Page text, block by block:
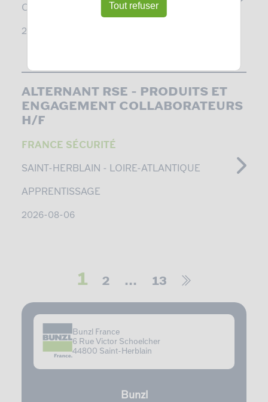
CDI
2026-08-06
ALTERNANT RSE – PRODUITS ET
ENGAGEMENT COLLABORATEURS
H/F
FRANCE SÉCURITÉ
SAINT-HERBLAIN - LOIRE-ATLANTIQUE
APPRENTISSAGE
2026-08-06
1 2 … 13
Bunzl France
6 Rue Victor Schoelcher
44800 Saint-Herblain
Bunzl
Tout refuser